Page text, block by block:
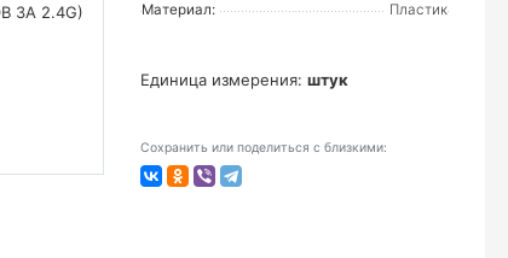
Материал:
Пластик
Единица измерения: штук
Сохранить или поделиться с близкими: